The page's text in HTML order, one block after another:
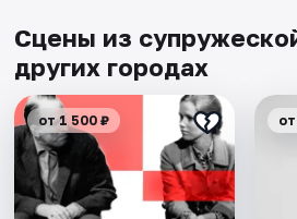
Сцены из
других городах
от 1 500 ₽